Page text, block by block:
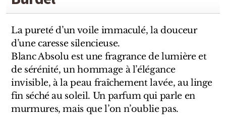
La pureté d’un voile immaculé, la douceur
d’une caresse silencieuse.
Blanc Absolu est une fragrance de lumière et
de sérénité, un hommage à l’élégance
invisible, à la peau fraîchement lavée, au linge
fin séché au soleil. Un parfum qui parle en
murmures, mais que l’on n’oublie pas.
Marques Italiennes
Eau D'Italie
Santa Maria Novella
Profumum Roma